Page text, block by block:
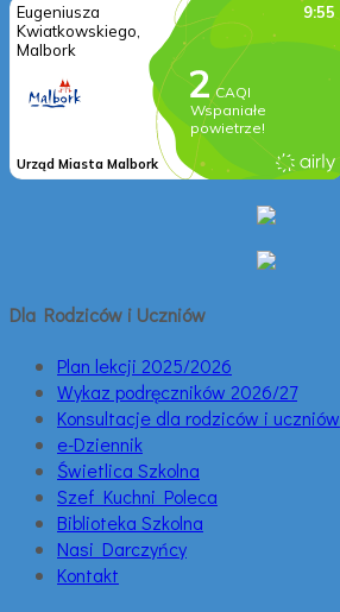
Dla Rodziców i Uczniów
Plan lekcji 2025/2026
Wykaz podręczników 2026/27
Konsultacje dla rodziców i uczniów
e-Dziennik
Świetlica Szkolna
Szef Kuchni Poleca
Biblioteka Szkolna
Nasi Darczyńcy
Kontakt